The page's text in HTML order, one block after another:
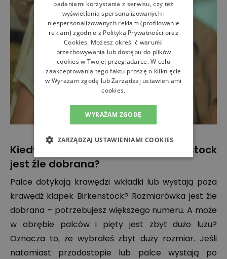
Kiedy rozmiarówka klapek Birkenstock
jest źle dobrana?
Palce dotykają krawędzi wkładki lub wystają poza
krawędź klapek Birkenstock? Rozmiarówka jest źle
dobrana – potrzebujesz większego numeru. A może
w obrębie palców i pięty jest zbyt dużo luzu?
Oznacza to, że wybrałeś zbyt duży rozmiar. Jeśli
natomiast przodostopie lub palce wystają po
badaniami korzystania z serwisu, czy też
wyświetlania spersonalizowanych i
niespersonalizowanych reklam (profilowanie
reklam) zgodnie z Polityką Prywatności oraz
Cookies. Możesz określić warunki
przechowywania lub dostępu do plików
cookies w Twojej przeglądarce. W celu
zaakceptowania tego faktu proszę o kliknięcie
w Wyrażam zgodę lub Zarządzaj ustawieniami
cookies.
WYRAŻAM ZGODĘ
ZARZĄDZAJ USTAWIENIAMI COOKIES